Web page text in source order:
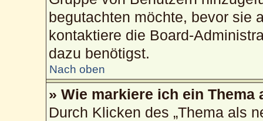
begutachten möchte, bevor sie
kontaktiere die Board-
dazu benötigst.
Nach oben
» Wie markiere ich ein Thema
Durch Klicken des „Thema als